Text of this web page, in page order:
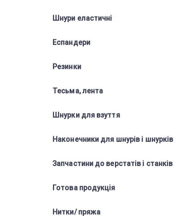
Шнури еластичні
Еспандери
Резинки
Тесьма, лента
Шнурки для взуття
Наконечники для шнурів і шнурків
Запчастини до верстатів і станків
Готова продукція
Нитки/ пряжа